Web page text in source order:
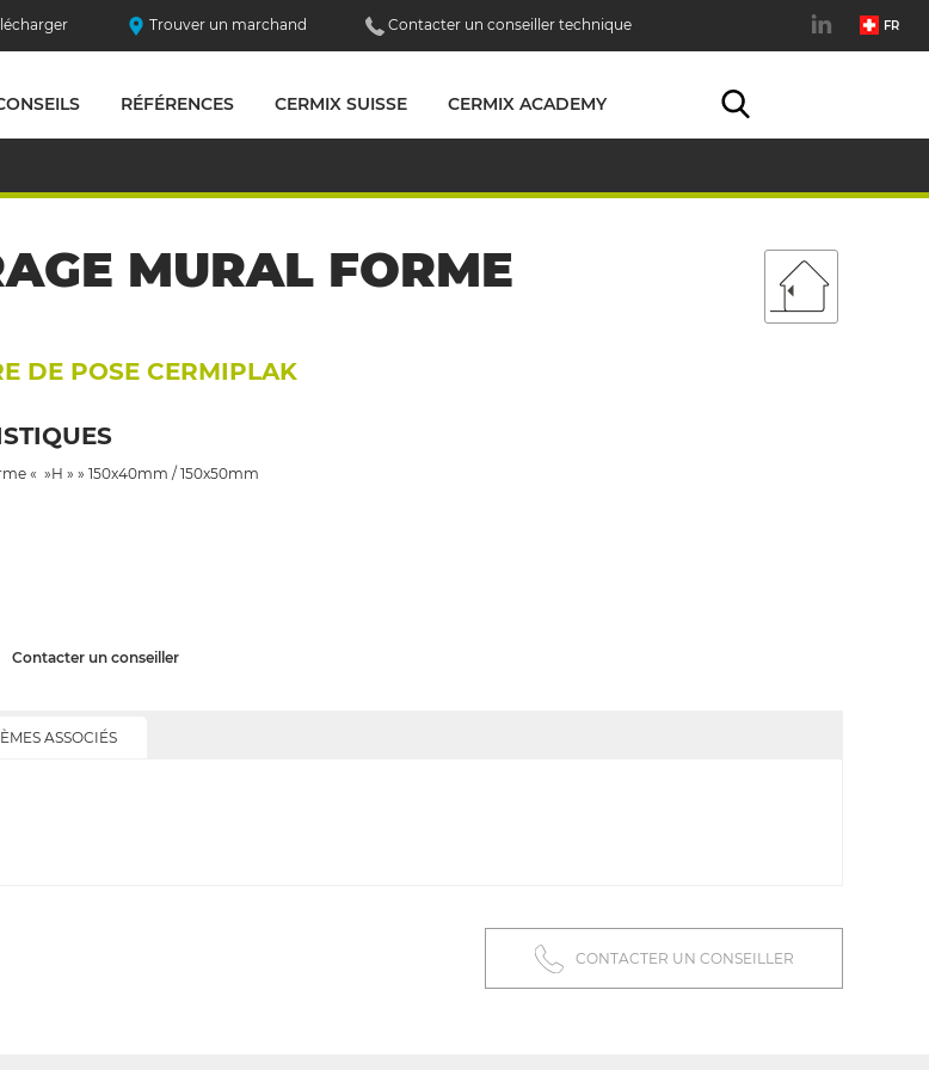
Trouver un marchand Contacter un conseiller technique
RÉFÉRENCES CERMIX SUISSE CERMIX ACADEMY
FR
MURAL FORME
DE POSE CERMIPLAK
« »H » » 150x40mm / 150x50mm
Contacter un conseiller
ASSOCIÉS
CONTACTER UN CONSEILLER